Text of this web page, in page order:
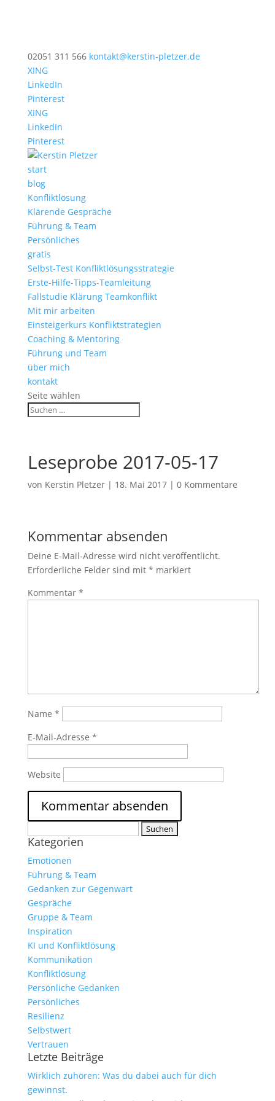
02051 311 566 kontakt@kerstin-pletzer.de
XING
LinkedIn
Pinterest
XING
LinkedIn
Pinterest
start
blog
Konfliktlösung
Klärende Gespräche
Führung & Team
Persönliches
gratis
Selbst-Test Konfliktlösungsstrategie
Erste-Hilfe-Tipps-Teamleitung
Fallstudie Klärung Teamkonflikt
Mit mir arbeiten
Einsteigerkurs Konfliktstrategien
Coaching & Mentoring
Führung und Team
über mich
kontakt
Seite wählen
Leseprobe 2017-05-17
von Kerstin Pletzer| 18. Mai 2017| 0 Kommentare
Kommentar absenden
Deine E-Mail-Adresse wird nicht veröffentlicht.
Erforderliche Felder sind mit * markiert
Kommentar *
Name *
E-Mail-Adresse *
Website
nach:
Kategorien
Emotionen
Führung & Team
Gedanken zur Gegenwart
Gespräche
Gruppe & Team
Inspiration
KI und Konfliktlösung
Kommunikation
Konfliktlösung
Persönliche Gedanken
Persönliches
Resilienz
Selbstwert
Vertrauen
Letzte Beiträge
Wirklich zuhören: Was du dabei auch für dich
gewinnst.